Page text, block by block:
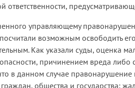
ответственности,
управляющему
возможным освободить
Как указали суды, оценка
причинением вреда либо
в данном случае
общества и государства;